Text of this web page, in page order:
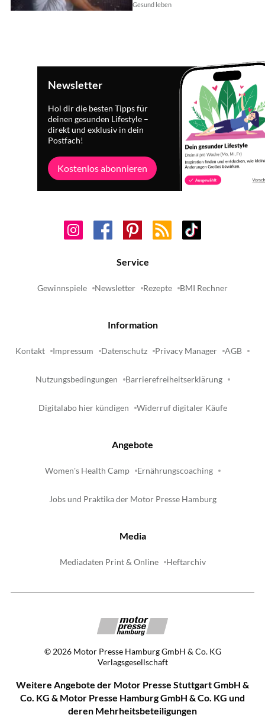
Gesund leben
Newsletter
Hol dir die besten Tipps für
deinen gesunden Lifestyle –
direkt und exklusiv in dein
Postfach!
Kostenlos abonnieren
Service
Gewinnspiele Newsletter Rezepte BMI Rechner
Information
Kontakt Impressum Datenschutz Privacy Manager AGB
Nutzungsbedingungen Barrierefreiheitserklärung
Digitalabo hier kündigen Widerruf digitaler Käufe
Angebote
Women's Health Camp Ernährungscoaching
Jobs und Praktika der Motor Presse Hamburg
Media
Mediadaten Print & Online Heftarchiv
©2026 Motor Presse Hamburg GmbH & Co. KG
Verlagsgesellschaft
Weitere Angebote der Motor Presse Stuttgart GmbH &
Co. KG & Motor Presse Hamburg GmbH & Co. KG und
deren Mehrheitsbeteiligungen